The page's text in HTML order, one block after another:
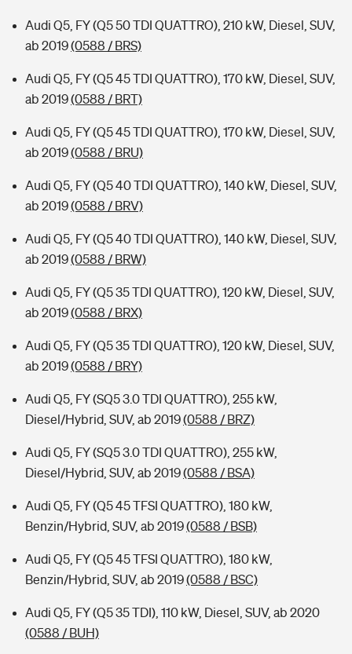
Audi Q5, FY (Q5 50 TDI QUATTRO), 210 kW, Diesel, SUV,
ab 2019(0588 / BRS)
Audi Q5, FY (Q5 45 TDI QUATTRO), 170 kW, Diesel, SUV,
ab 2019(0588 / BRT)
Audi Q5, FY (Q5 45 TDI QUATTRO), 170 kW, Diesel, SUV,
ab 2019(0588 / BRU)
Audi Q5, FY (Q5 40 TDI QUATTRO), 140 kW, Diesel, SUV,
ab 2019(0588 / BRV)
Audi Q5, FY (Q5 40 TDI QUATTRO), 140 kW, Diesel, SUV,
ab 2019(0588 / BRW)
Audi Q5, FY (Q5 35 TDI QUATTRO), 120 kW, Diesel, SUV,
ab 2019(0588 / BRX)
Audi Q5, FY (Q5 35 TDI QUATTRO), 120 kW, Diesel, SUV,
ab 2019(0588 / BRY)
Audi Q5, FY (SQ5 3.0 TDI QUATTRO), 255 kW,
Diesel/Hybrid, SUV, ab 2019(0588 / BRZ)
Audi Q5, FY (SQ5 3.0 TDI QUATTRO), 255 kW,
Diesel/Hybrid, SUV, ab 2019(0588 / BSA)
Audi Q5, FY (Q5 45 TFSI QUATTRO), 180 kW,
Benzin/Hybrid, SUV, ab 2019(0588 / BSB)
Audi Q5, FY (Q5 45 TFSI QUATTRO), 180 kW,
Benzin/Hybrid, SUV, ab 2019(0588 / BSC)
Audi Q5, FY (Q5 35 TDI), 110 kW, Diesel, SUV, ab 2020
(0588 / BUH)